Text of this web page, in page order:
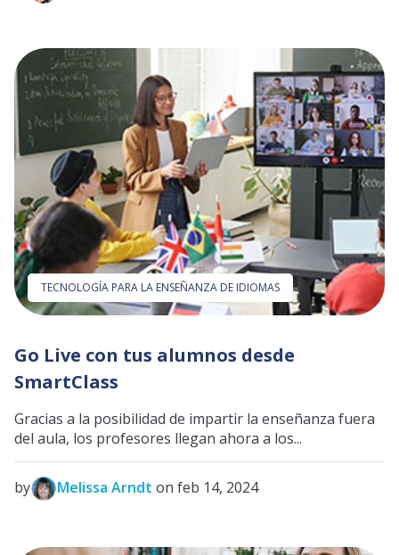
TECNOLOGÍA PARA LA ENSEÑANZA DE IDIOMAS
Go Live con tus alumnos desde
SmartClass
Gracias a la posibilidad de impartir la enseñanza fuera
del aula, los profesores llegan ahora a los...
by Melissa Arndt on feb 14, 2024